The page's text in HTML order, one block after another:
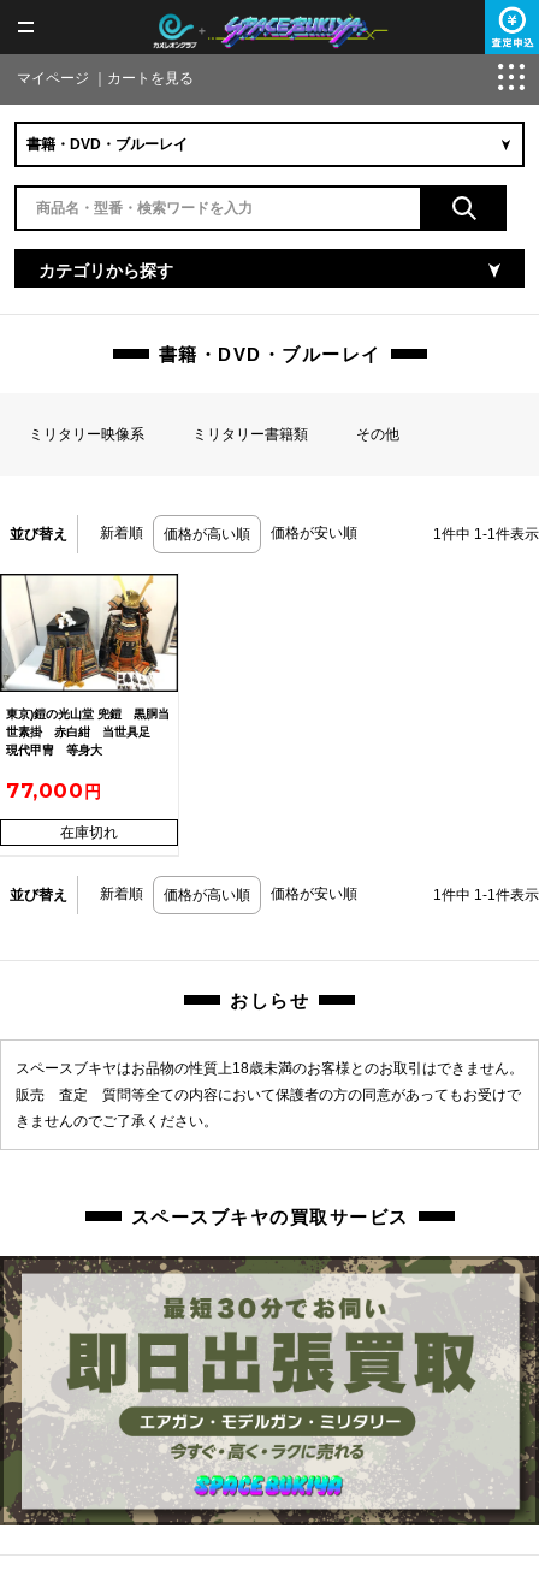
マイページ カートを見る
カテゴリから探す
書籍・DVD・ブルーレイ
ミリタリー映像系 ミリタリー書籍類 その他
並び替え 新着順 価格が高い順 価格が安い順 1件中 1-1件表示
東京)鎧の光山堂 兜鎧 黒胴当
世素掛 赤白紺 当世具足
現代甲冑 等身大
77,000
在庫切れ
並び替え 新着順 価格が高い順 価格が安い順 1件中 1-1件表示
おしらせ
スペースブキヤはお品物の性質上18歳未満のお客様とのお取引はできません。
販売 査定 質問等全ての内容において保護者の方の同意があってもお受けで
きませんのでご了承ください。
スペースブキヤの買取サービス